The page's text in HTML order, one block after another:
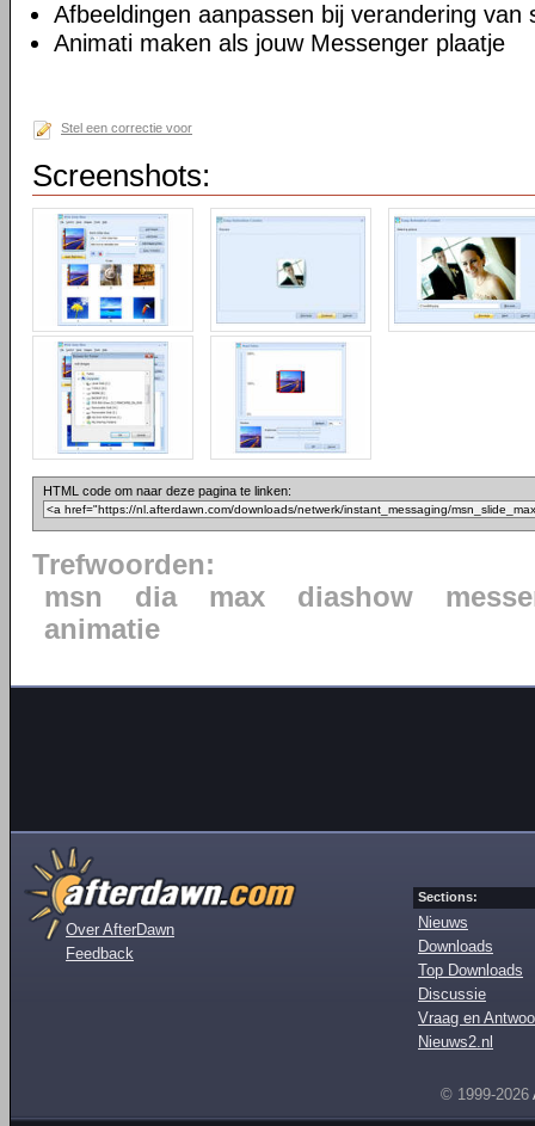
Afbeeldingen aanpassen bij verandering van
Animati maken als jouw Messenger plaatje
Stel een correctie voor
Screenshots:
HTML code om naar deze pagina te linken:
Trefwoorden:
msn
dia max diashow
animatie
Over AfterDawn
Feedback
Sections:
Nieuws
Downloads
Top Downloads
Discussie
Vraag en
Nieuws2.nl
© 1999-2026